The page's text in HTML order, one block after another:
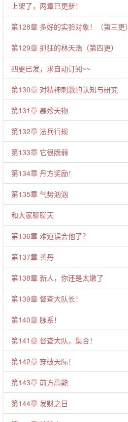
上架了，两章已更新！
第128章 多好的实验对象！（第三更）
第129章 抓狂的林天浩（第四更）
四更已发，求自动订阅~~
第130章 对精神刺激的认知与研究
第131章 暴殄天物
第132章 法兵行规
第133章 它很脆弱
第134章 丹方奖励！
第135章 气势汹汹
和大家聊聊天
第136章 难道误会他了？
第137章 善丹
第138章 新人，你还是太嫩了
第139章 督查大队长！
第140章 脉系！
第141章 督查大队，集合！
第142章 穿破天际！
第143章 前方高能
第144章 发财之日